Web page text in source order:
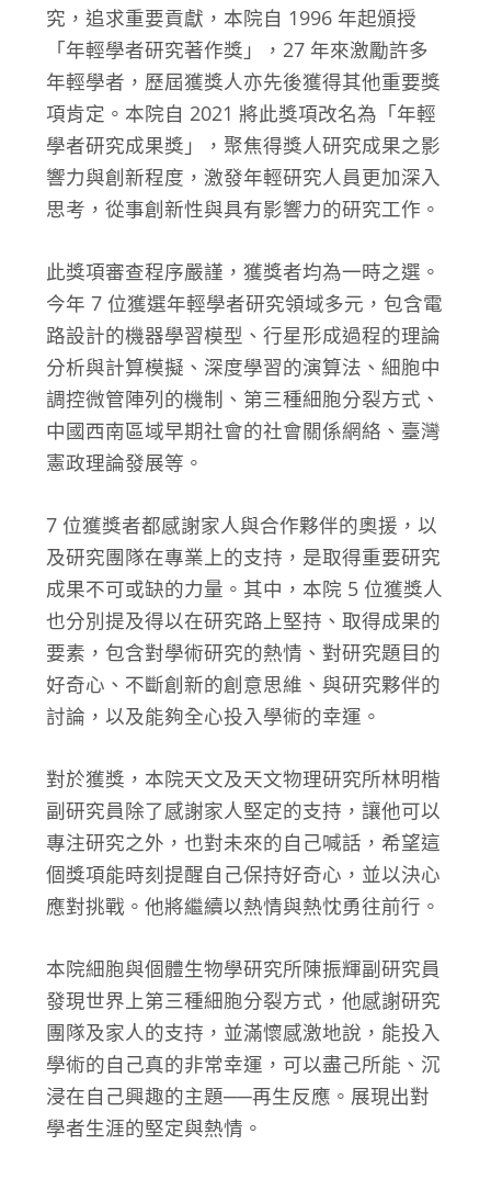
究，追求重要貢獻，本院自 1996 年起頒授
「年輕學者研究著作獎」，27 年來激勵許多
年輕學者，歷屆獲獎人亦先後獲得其他重要獎
項肯定。本院自 2021 將此獎項改名為「年輕
學者研究成果獎」，聚焦得獎人研究成果之影
響力與創新程度，激發年輕研究人員更加深入
思考，從事創新性與具有影響力的研究工作。
此獎項審查程序嚴謹，獲獎者均為一時之選。
今年 7 位獲選年輕學者研究領域多元，包含電
路設計的機器學習模型、行星形成過程的理論
分析與計算模擬、深度學習的演算法、細胞中
調控微管陣列的機制、第三種細胞分裂方式、
中國西南區域早期社會的社會關係網絡、臺灣
憲政理論發展等。
7 位獲獎者都感謝家人與合作夥伴的奧援，以
及研究團隊在專業上的支持，是取得重要研究
成果不可或缺的力量。其中，本院 5 位獲獎人
也分別提及得以在研究路上堅持、取得成果的
要素，包含對學術研究的熱情、對研究題目的
好奇心、不斷創新的創意思維、與研究夥伴的
討論，以及能夠全心投入學術的幸運。
對於獲獎，本院天文及天文物理研究所林明楷
副研究員除了感謝家人堅定的支持，讓他可以
專注研究之外，也對未來的自己喊話，希望這
個獎項能時刻提醒自己保持好奇心，並以決心
應對挑戰。他將繼續以熱情與熱忱勇往前行。
本院細胞與個體生物學研究所陳振輝副研究員
發現世界上第三種細胞分裂方式，他感謝研究
團隊及家人的支持，並滿懷感激地說，能投入
學術的自己真的非常幸運，可以盡己所能、沉
浸在自己興趣的主題──再生反應。展現出對
學者生涯的堅定與熱情。